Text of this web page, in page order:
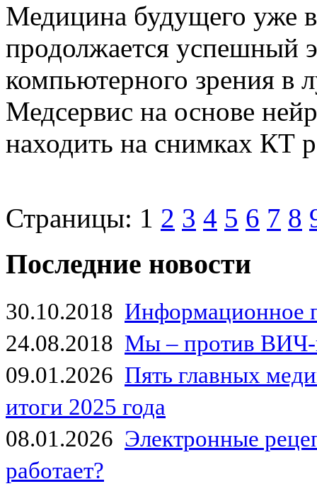
Медицина будущего уже
продолжается успешный
компьютерного зрения в
Медсервис на основе
находить на снимках КТ
Страницы: 1 2 3 4 5 6 7 8
Последние новости
30.10.2018 Информационное
24.08.2018 Мы – против
09.01.2026 Пять главных
итоги 2025 года
08.01.2026 Электронные
работает?